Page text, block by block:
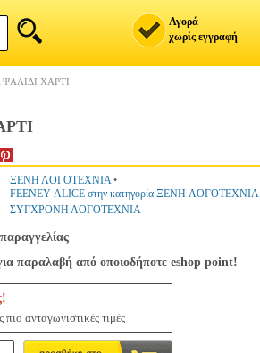
Αγορά
χωρίς εγγραφή
ΧΑΡΤΙ
ΞΕΝΗ ΛΟΓΟΤΕΧΝΙΑ•
FEENEY ALICE στην κατηγορία ΞΕΝΗ ΛΟΓΟΤΕΧΝΙΑ
ΣΥΓΧΡΟΝΗ ΛΟΓΟΤΕΧΝΙΑ
παραλαβή από οποιοδήποτε eshop point!
ανταγωνιστικές τιμές